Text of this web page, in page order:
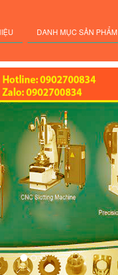
DANH MỤC SẢN PHẨM